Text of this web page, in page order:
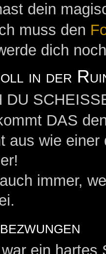
dein
muss den
dich
in der
DU
DAS
aus wie
immer,
ein hartes